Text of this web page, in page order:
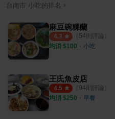
台南市 小吃 的排名 ›
麻豆碗粿蘭
4.3 （ 54則評論）
均消 $100 ・ 小吃
王氏魚皮店
4.5 （ 94則評論）
均消 $250 ・ 早餐